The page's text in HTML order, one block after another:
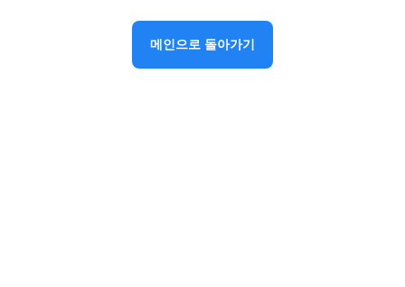
메인으로 돌아가기